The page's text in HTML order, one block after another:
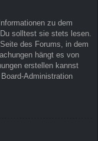
zu dem
solltest sie stets lesen.
des Forums, in dem
hängt es von
erstellen kannst
Administration